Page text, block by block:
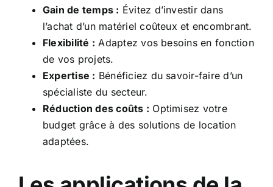
Gain de temps : Évitez d’investir dans
l’achat d’un matériel coûteux et encombrant.
Flexibilité : Adaptez vos besoins en fonction
de vos projets.
Expertise : Bénéficiez du savoir-faire d’un
spécialiste du secteur.
Réduction des coûts : Optimisez votre
budget grâce à des solutions de location
adaptées.